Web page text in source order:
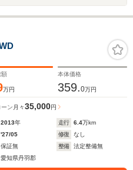
万円
本体価格
359.0万円
ン 月々35,000円
2013年 走行 6.4万km
'27/05 修復
なし
保証無 整備
法定整備無
愛知県丹羽郡